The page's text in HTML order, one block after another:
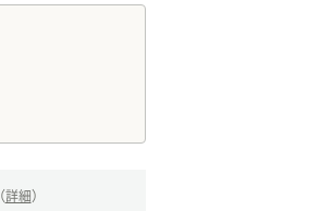
（詳細）